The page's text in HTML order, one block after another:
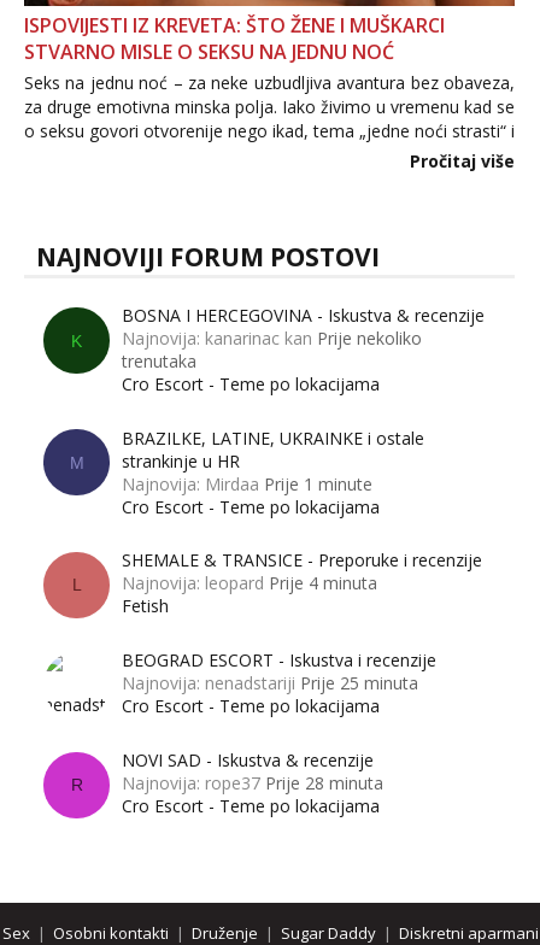
ISPOVIJESTI IZ KREVETA: ŠTO ŽENE I MUŠKARCI
STVARNO MISLE O SEKSU NA JEDNU NOĆ
Seks na jednu noć – za neke uzbudljiva avantura bez obaveza,
za druge emotivna minska polja. Iako živimo u vremenu kad se
o seksu govori otvorenije nego ikad, tema „jedne noći strasti“ i
dalje izaziva burne rasprave. Što zapravo misle žene, a što
Pročitaj više
NAJNOVIJI FORUM POSTOVI
K
BOSNA I HERCEGOVINA - Iskustva & recenzije
Najnovija: kanarinac kan Prije nekoliko
trenutaka
Cro Escort - Teme po lokacijama
M
BRAZILKE, LATINE, UKRAINKE i ostale
strankinje u HR
Najnovija: Mirdaa Prije 1 minute
Cro Escort - Teme po lokacijama
L
SHEMALE & TRANSICE - Preporuke i recenzije
Najnovija: leopard Prije 4 minuta
Fetish
BEOGRAD ESCORT - Iskustva i recenzije
Najnovija: nenadstariji Prije 25 minuta
Cro Escort - Teme po lokacijama
R
NOVI SAD - Iskustva & recenzije
Najnovija: rope37 Prije 28 minuta
Cro Escort - Teme po lokacijama
Sex| Osobni kontakti | Druženje | Sugar Daddy| Diskretni aparmani